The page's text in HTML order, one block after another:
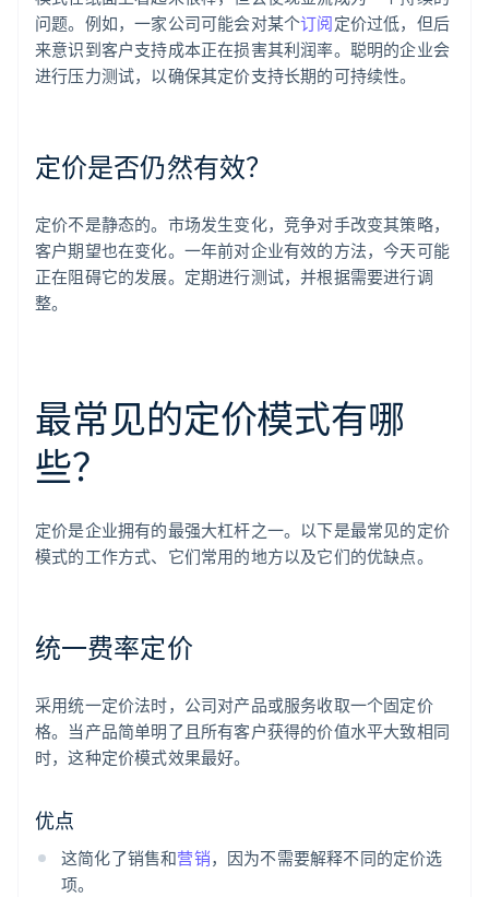
问题。例如，一家公司可能会对某个订阅定价过低，但后
来意识到客户支持成本正在损害其利润率。聪明的企业会
进行压力测试，以确保其定价支持长期的可持续性。
定价是否仍然有效？
定价不是静态的。市场发生变化，竞争对手改变其策略，
客户期望也在变化。一年前对企业有效的方法，今天可能
正在阻碍它的发展。定期进行测试，并根据需要进行调
整。
最常见的定价模式有哪
些？
定价是企业拥有的最强大杠杆之一。以下是最常见的定价
模式的工作方式、它们常用的地方以及它们的优缺点。
统一费率定价
采用统一定价法时，公司对产品或服务收取一个固定价
格。当产品简单明了且所有客户获得的价值水平大致相同
时，这种定价模式效果最好。
优点
这简化了销售和营销，因为不需要解释不同的定价选
项。